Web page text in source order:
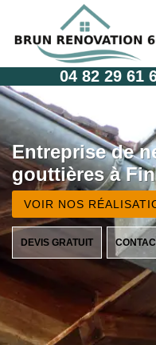
04 82 29 61
Entreprise de
gouttières à
VOIR NOS
DEVIS GRATUIT